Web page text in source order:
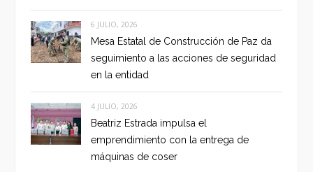
6 JULIO, 2026
Mesa Estatal de Construcción de Paz da
seguimiento a las acciones de seguridad
en la entidad
4 JULIO, 2026
Beatriz Estrada impulsa el
emprendimiento con la entrega de
máquinas de coser